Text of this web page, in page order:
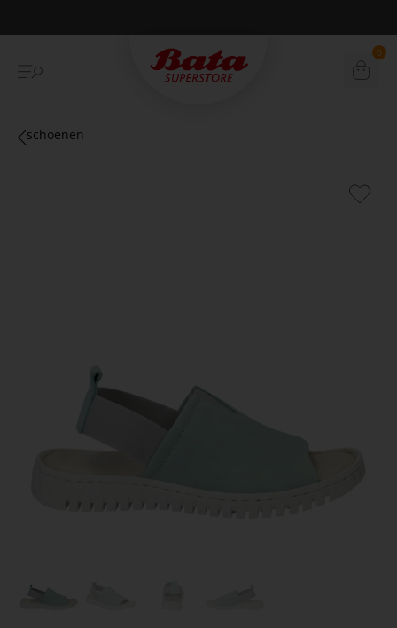
Betaal achteraf met Klarna 0
schoenen